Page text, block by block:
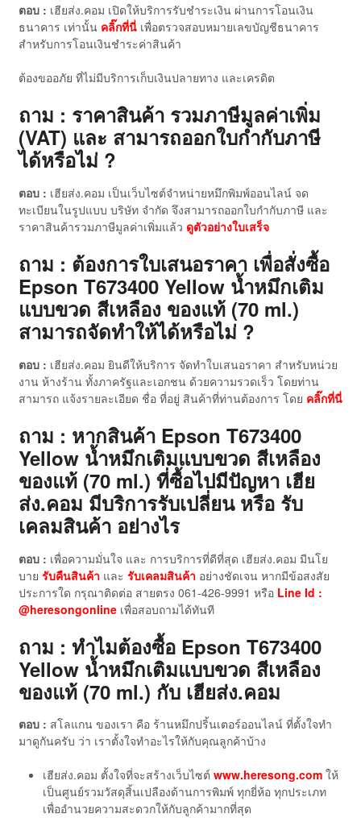
ตอบ : เฮียส่ง.คอม เปิดให้บริการรับชำระเงิน ผ่านการโอนเงิน
ธนาคาร เท่านั้น คลิ๊กที่นี่เพื่อตรวจสอบหมายเลขบัญชีธนาคาร
สำหรับการโอนเงินชำระค่าสินค้า
ต้องขออภัย ที่ไม่มีบริการเก็บเงินปลายทาง และเครดิต
ถาม : ราคาสินค้า รวมภาษีมูลค่าเพิ่ม
(VAT) และ สามารถออกใบกำกับภาษี
ได้หรือไม่ ?
ตอบ : เฮียส่ง.คอม เป็นเว็บไซต์จำหน่ายหมึกพิมพ์ออนไลน์ จด
ทะเบียนในรูปแบบ บริษัท จำกัด จึงสามารถออกใบกำกับภาษี และ
ราคาสินค้ารวมภาษีมูลค่าเพิ่มแล้ว ดูตัวอย่างใบเสร็จ
ถาม : ต้องการใบเสนอราคา เพื่อสั่งซื้อ
Epson T673400 Yellow น้ำหมึกเติม
แบบขวด สีเหลือง ของแท้ (70 ml.)
สามารถจัดทำให้ได้หรือไม่ ?
ตอบ : เฮียส่ง.คอม ยินดีให้บริการ จัดทำใบเสนอราคา สำหรับหน่วย
งาน ห้างร้าน ทั้งภาครัฐและเอกชน ด้วยความรวดเร็ว โดยท่าน
สามารถ แจ้งรายละเอียด ชื่อ ที่อยู่ สินค้าที่ท่านต้องการ โดย คลิ๊กที่นี่
ถาม : หากสินค้า Epson T673400
Yellow น้ำหมึกเติมแบบขวด สีเหลือง
ของแท้ (70 ml.) ที่ซื้อไปมีปัญหา เฮีย
ส่ง.คอม มีบริการรับเปลี่ยน หรือ รับ
เคลมสินค้า อย่างไร
ตอบ : เพื่อความมั่นใจ และ การบริการที่ดีที่สุด เฮียส่ง.คอม มีนโย
บาย รับคืนสินค้า และ รับเคลมสินค้า อย่างชัดเจน หากมีข้อสงสัย
ประการใด กรุณาติดต่อ สายตรง 061-426-9991 หรือ Line Id :
@heresongonlineเพื่อสอบถามได้ทันที
ถาม : ทำไมต้องซื้อ Epson T673400
Yellow น้ำหมึกเติมแบบขวด สีเหลือง
ของแท้ (70 ml.) กับ เฮียส่ง.คอม
ตอบ : สโลแกน ของเรา คือ ร้านหมึกปริ้นเตอร์ออนไลน์ ที่ตั้งใจทำ
มาดูกันครับ ว่า เราตั้งใจทำอะไรให้กับคุณลูกค้าบ้าง
เฮียส่ง.คอม ตั้งใจที่จะสร้างเว็บไซต์ www.heresong.comให้
เป็นศูนย์รวมวัสดุสิ้นเปลืองด้านการพิมพ์ ทุกยี่ห้อ ทุกประเภท
เพื่ออำนวยความสะดวกให้กับลูกค้ามากที่สุด